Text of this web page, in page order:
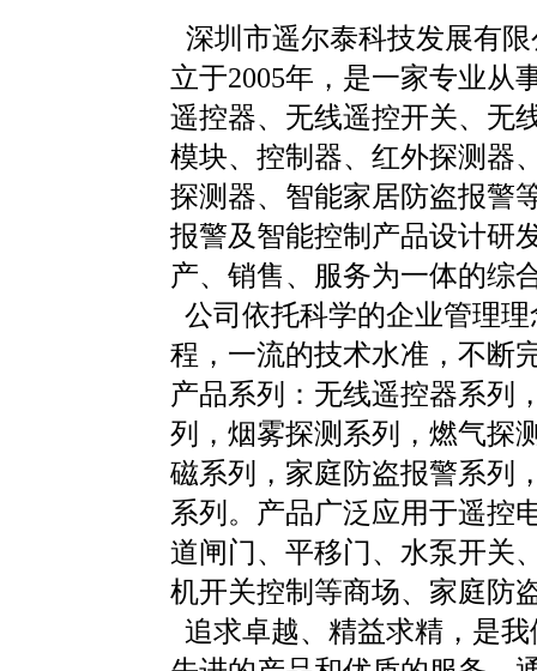
深圳市遥尔泰科技发展有
立于2005年，是一家专业从
遥控器、无线遥控开关、无
模块、控制器、红外探测器
探测器、智能家居防盗报警
报警及智能控制产品设计研
产、销售、服务为一体的
公司依托科学的企业管理
程，一流的技术水准，不断
产品系列：无线遥控器系列
列，烟雾探测系列，燃气探
磁系列，家庭防盗报警系列
系列。产品广泛应用于遥控
道闸门、平移门、水泵开关
机开关控制等商场、家庭防
追求卓越、精益求精，是